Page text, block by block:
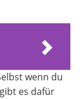
wenn du
es dafür